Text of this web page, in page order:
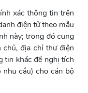
xác thông tin trên
điện tử theo mẫu
này; trong đó cung
địa chỉ thư điện
tin khác đề nghị tích
cầu) cho cán bộ